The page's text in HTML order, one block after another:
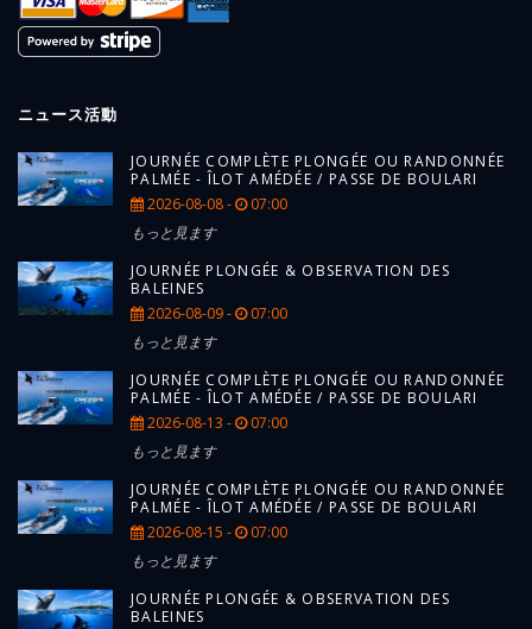
ニュース活動
JOURNÉE COMPLÈTE PLONGÉE OU RANDONNÉE
PALMÉE - ÎLOT AMÉDÉE / PASSE DE BOULARI
2026-08-08 -
07:00
もっと見ます
JOURNÉE PLONGÉE & OBSERVATION DES
BALEINES
2026-08-09 -
07:00
もっと見ます
JOURNÉE COMPLÈTE PLONGÉE OU RANDONNÉE
PALMÉE - ÎLOT AMÉDÉE / PASSE DE BOULARI
2026-08-13 -
07:00
もっと見ます
JOURNÉE COMPLÈTE PLONGÉE OU RANDONNÉE
PALMÉE - ÎLOT AMÉDÉE / PASSE DE BOULARI
2026-08-15 -
07:00
もっと見ます
JOURNÉE PLONGÉE & OBSERVATION DES
BALEINES